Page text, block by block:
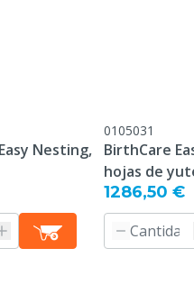
Nesting,
0105031
BirthCare
hojas de
gérmenes,
piezas
1286,50 €